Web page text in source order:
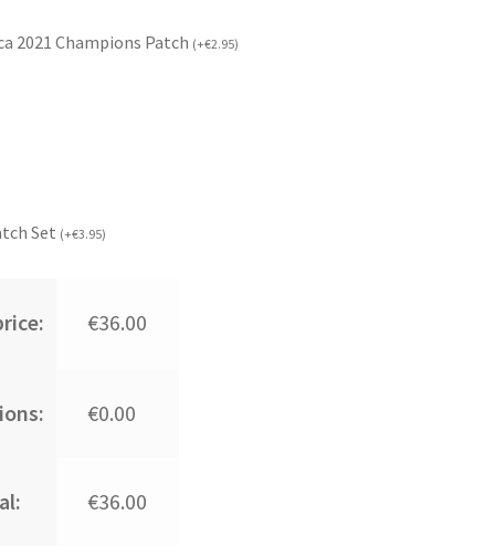
2021 Champions Patch (+€2.95)
Set (+€3.95)
€36.00
€0.00
€36.00